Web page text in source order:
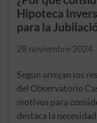
Hipoteca
para la
28 noviembre 2024
Según arrojan los
del Observatorio
motivos para
destaca la